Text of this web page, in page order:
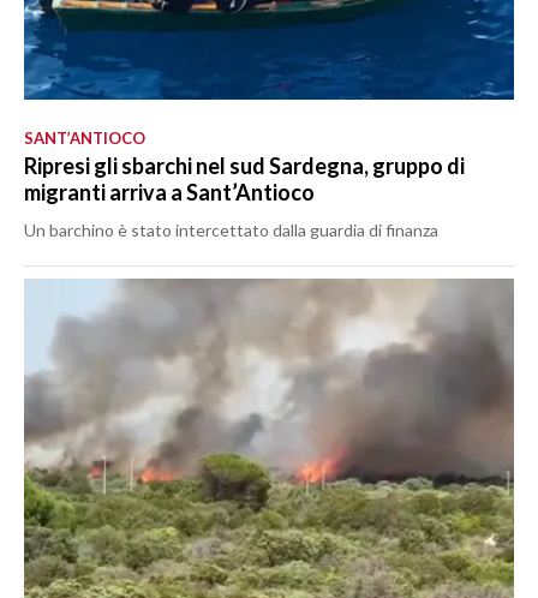
SANT’ANTIOCO
Ripresi gli sbarchi nel sud Sardegna, gruppo di
migranti arriva a Sant’Antioco
Un barchino è stato intercettato dalla guardia di finanza